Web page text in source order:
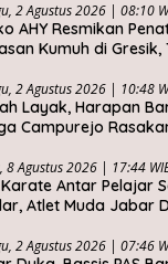
2 Agustus 2026 | 08:10
AHY Resmikan
Kumuh di Gresik,
Rakyat
2 Agustus 2026 | 10:48
Layak, Harapan
Campurejo
8 Agustus 2026 | 17:44
Antar Pelajar
Atlet Muda Jabar
2 Agustus 2026 | 07:46